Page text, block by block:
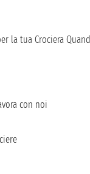
la tua Crociera
con noi